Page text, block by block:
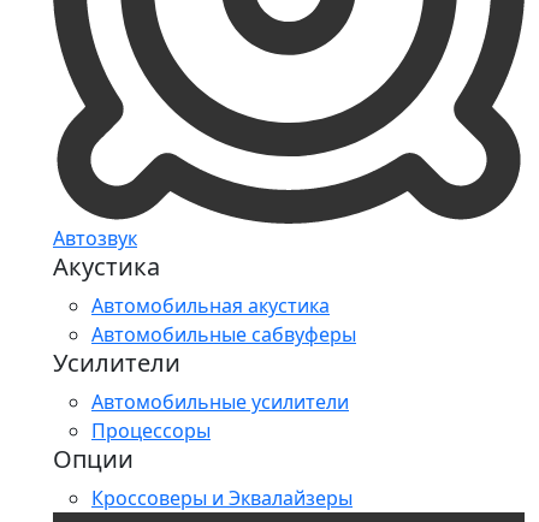
Автозвук
Акустика
Автомобильная акустика
Автомобильные сабвуферы
Усилители
Автомобильные усилители
Процессоры
Опции
Кроссоверы и Эквалайзеры